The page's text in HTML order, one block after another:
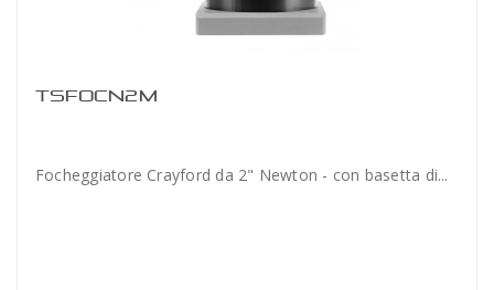
TSFOCN2M
Focheggiatore Crayford da 2" Newton - con basetta di...